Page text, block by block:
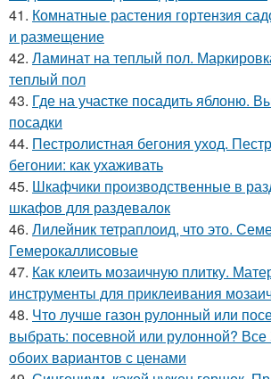
41. Комнатные растения гортензия
и размещение
42. Ламинат на теплый пол.
теплый пол
43. Где на участке посадить яблоню.
посадки
44. Пестролистная бегония уход.
бегонии: как ухаживать
45. Шкафчики производственные в
шкафов для раздевалок
46. Лилейник тетраплоид, что это.
Гемерокаллисовые
47. Как клеить мозаичную плитку.
инструменты для приклеивания
48. Что лучше газон рулонный или
выбрать: посевной или рулонной?
обоих вариантов с ценами